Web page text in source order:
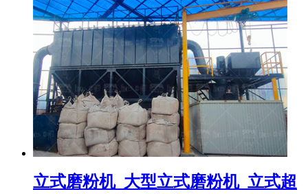
立式磨粉机_大型立式磨粉机_立式超